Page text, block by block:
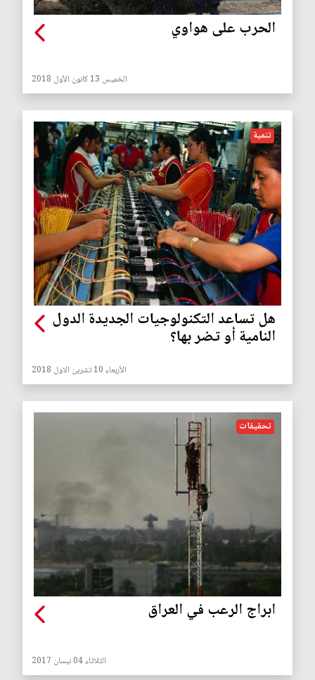
الحرب على هواوي
الخميس 13 كانون الأول 2018
تنمية
هل تساعد التكنولوجيات الجديدة الدول
النامية أو تضر بها؟
الأربعاء 10 تشرين الاول 2018
تحقيقات
ابراج الرعب في العراق
الثلاثاء 04 نيسان 2017